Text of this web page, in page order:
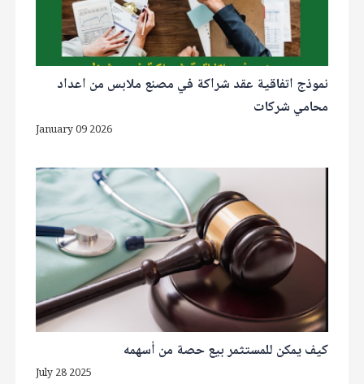
نموذج اتفاقية عقد شراكة في مصنع ملابس من اعداد
محامي شركات
January 09 2026
كيف يمكن للمستثمر بيع حصة من أسهمه
July 28 2025